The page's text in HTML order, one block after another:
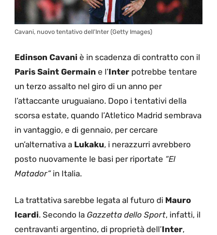
Cavani, nuovo tentativo dell’Inter (Getty Images)
Edinson Cavani è in scadenza di contratto con il
Paris Saint Germain e l’Inter potrebbe tentare
un terzo assalto nel giro di un anno per
l’attaccante uruguaiano. Dopo i tentativi della
scorsa estate, quando l’Atletico Madrid sembrava
in vantaggio, e di gennaio, per cercare
un’alternativa a Lukaku, i nerazzurri avrebbero
posto nuovamente le basi per riportate “El
Matador”in Italia.
La trattativa sarebbe legata al futuro di Mauro
Icardi. Secondo la Gazzetta dello Sport, infatti, il
centravanti argentino, di proprietà dell’Inter,